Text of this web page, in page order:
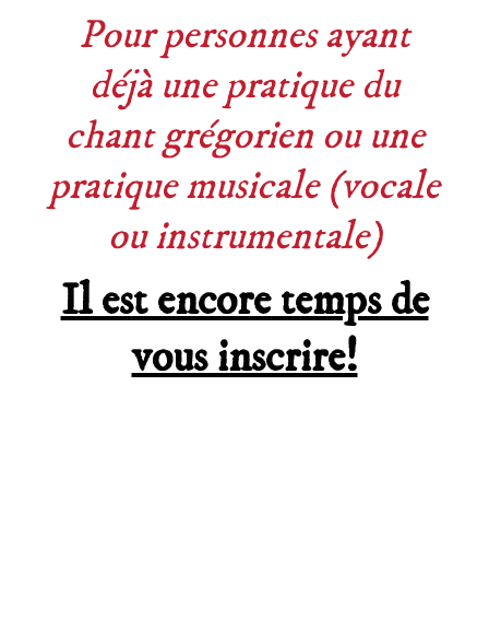
Pour personnes ayant
déjà une pratique du
chant grégorien ou une
pratique musicale (vocale
ou instrumentale)
Il est encore temps de
vous inscrire!